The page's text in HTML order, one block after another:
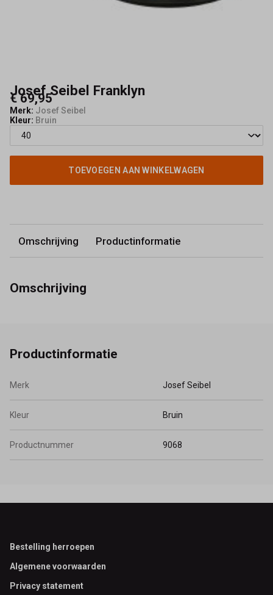
Josef Seibel Franklyn
€ 69,95
Merk: Josef Seibel
Kleur: Bruin
TOEVOEGEN AAN WINKELWAGEN
Omschrijving Productinformatie
Omschrijving
Productinformatie
Merk Josef Seibel
Kleur Bruin
Productnummer 9068
Footer
Bestelling herroepen
Algemene voorwaarden
Privacy statement